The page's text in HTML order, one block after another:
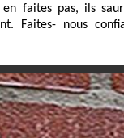
faites pas, ils
Faites- nous